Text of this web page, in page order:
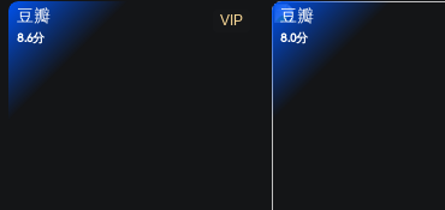
VIP
豆瓣
8.6分
豆瓣
8.0分